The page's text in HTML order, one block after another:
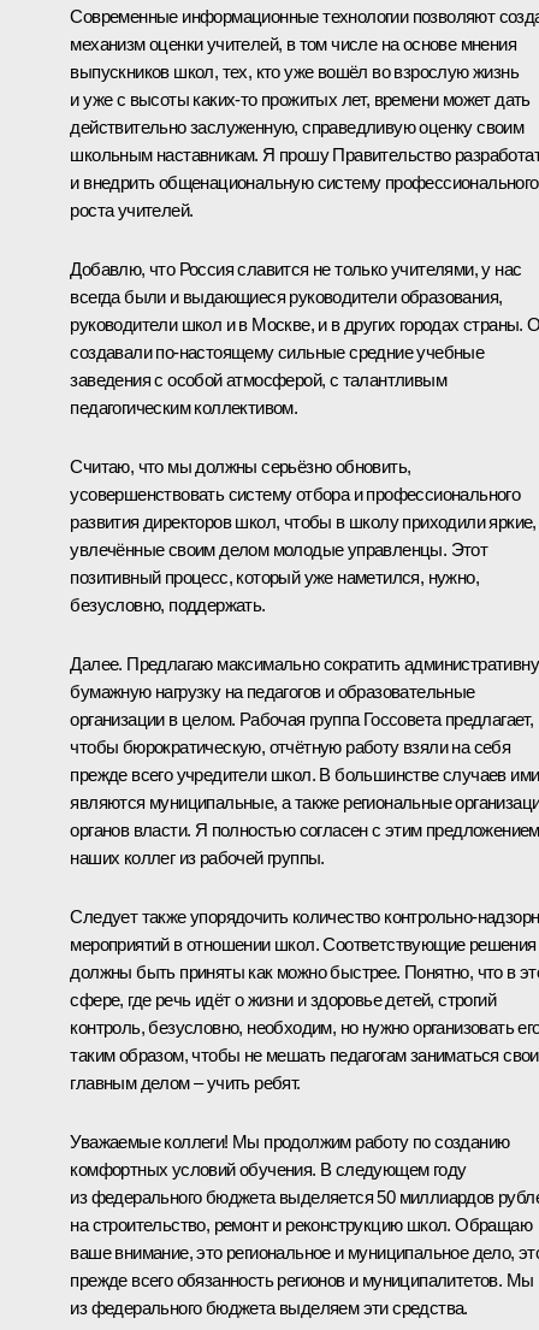
Современные информационные технологии позволяют
механизм оценки учителей, в том числе на основе мнения
выпускников школ, тех, кто уже вошёл во взрослую жизнь
и уже с высоты каких‑то прожитых лет, времени может дать
действительно заслуженную, справедливую оценку своим
школьным наставникам. Я прошу Правительство
и внедрить общенациональную систему профессионального
роста учителей.
Добавлю, что Россия славится не только учителями, у нас
всегда были и выдающиеся руководители образования,
руководители школ и в Москве, и в других городах страны.
создавали по‑настоящему сильные средние учебные
заведения с особой атмосферой, с талантливым
педагогическим коллективом.
Считаю, что мы должны серьёзно обновить,
усовершенствовать систему отбора и профессионального
развития директоров школ, чтобы в школу приходили яркие,
увлечённые своим делом молодые управленцы. Этот
позитивный процесс, который уже наметился, нужно,
безусловно, поддержать.
Далее. Предлагаю максимально сократить
бумажную нагрузку на педагогов и образовательные
организации в целом. Рабочая группа Госсовета предлагает,
чтобы бюрократическую, отчётную работу взяли на себя
прежде всего учредители школ. В большинстве случаев ими
являются муниципальные, а также региональные
органов власти. Я полностью согласен с этим предложением
наших коллег из рабочей группы.
Следует также упорядочить количество контрольно-
мероприятий в отношении школ. Соответствующие решения
должны быть приняты как можно быстрее. Понятно, что в
сфере, где речь идёт о жизни и здоровье детей, строгий
контроль, безусловно, необходим, но нужно организовать
таким образом, чтобы не мешать педагогам заниматься
главным делом – учить ребят.
Уважаемые коллеги! Мы продолжим работу по созданию
комфортных условий обучения. В следующем году
из федерального бюджета выделяется 50 миллиардов
на строительство, ремонт и реконструкцию школ. Обращаю
ваше внимание, это региональное и муниципальное дело,
прежде всего обязанность регионов и муниципалитетов. Мы
из федерального бюджета выделяем эти средства.